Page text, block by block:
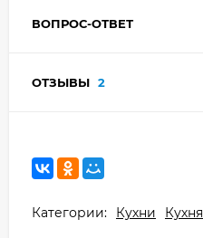
ВОПРОС-ОТВЕТ
ОТЗЫВЫ 2
Категории: Кухни